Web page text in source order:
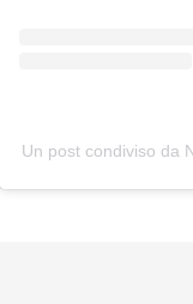
Un post condiviso da